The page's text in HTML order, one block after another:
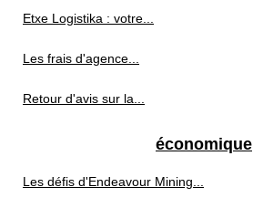
Etxe Logistika : votre...
Les frais d'agence...
Retour d'avis sur la...
économique
Les défis d'Endeavour Mining...